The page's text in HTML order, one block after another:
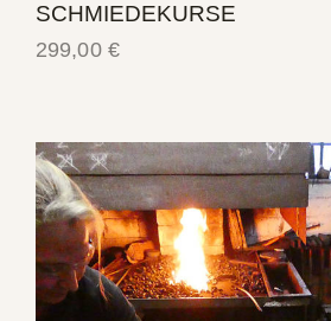
SCHMIEDEKURSE
299,00 €